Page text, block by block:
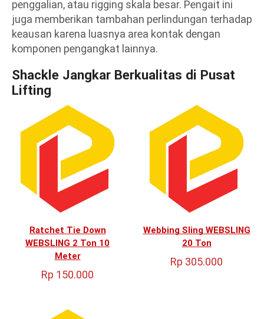
penggalian, atau rigging skala besar. Pengait ini
juga memberikan tambahan perlindungan terhadap
keausan karena luasnya area kontak dengan
komponen pengangkat lainnya.
Shackle Jangkar Berkualitas di Pusat
Lifting
Ratchet Tie Down
WEBSLING 2 Ton 10
Meter
Rp 150.000
Webbing Sling WEBSLING
20 Ton
Rp 305.000